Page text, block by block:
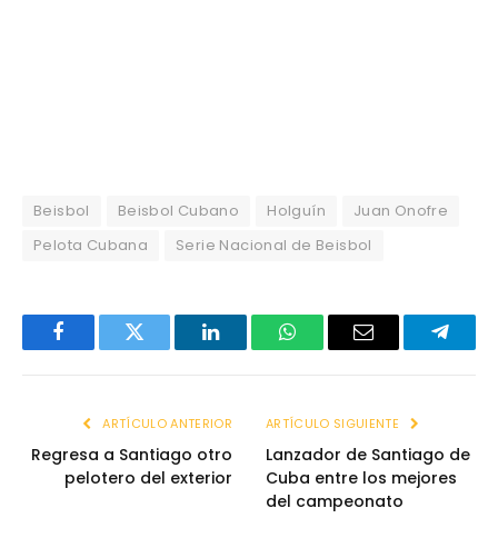
Beisbol Beisbol Cubano Holguín
Juan Onofre
Pelota Cubana
Serie Nacional de Beisbol
FacebookTwitter LinkedInWhatsAppEmail
ARTÍCULO ANTERIOR
Regresa a Santiago otro
pelotero del exterior
ARTÍCULO SIGUIENTE
Lanzador de Santiago de
Cuba entre los mejores
del campeonato